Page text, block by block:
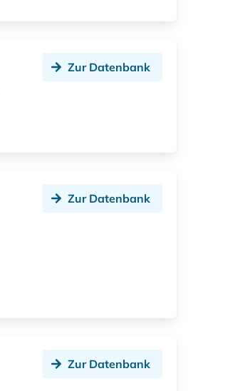
Zur Datenbank
Zur Datenbank
Zur Datenbank